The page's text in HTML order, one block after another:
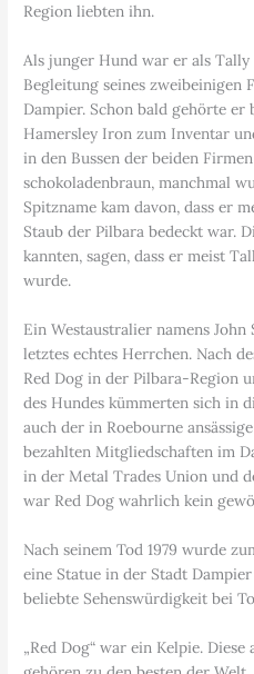
Region liebten ihn.
Als junger Hund war er als
Begleitung seines zweibeinigen
Dampier. Schon bald gehörte er
Hamersley Iron zum Inventar
in den Bussen der beiden
schokoladenbraun, manchmal
Spitzname kam davon, dass er
Staub der Pilbara bedeckt war.
kannten, sagen, dass er meist
wurde.
Ein Westaustralier namens John
letztes echtes Herrchen. Nach
Red Dog in der Pilbara-Region
des Hundes kümmerten sich in
auch der in Roebourne
bezahlten Mitgliedschaften im
in der Metal Trades Union und
war Red Dog wahrlich kein
Nach seinem Tod 1979 wurde
eine Statue in der Stadt
beliebte Sehenswürdigkeit bei
„Red Dog“ war ein Kelpie.